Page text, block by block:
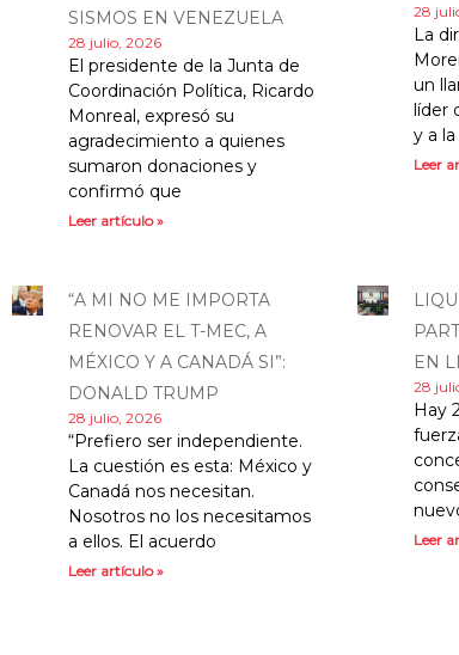
SISMOS EN VENEZUELA
28 julio, 2026
El presidente de la Junta de
Coordinación Política, Ricardo
Monreal, expresó su
agradecimiento a quienes
sumaron donaciones y
confirmó que
Leer artículo »
28
La
un
líder
y a
Leer
“A MI NO ME IMPORTA
RENOVAR EL T-MEC, A
MÉXICO Y A CANADÁ SI”:
DONALD TRUMP
28 julio, 2026
“Prefiero ser independiente.
La cuestión es esta: México y
Canadá nos necesitan.
Nosotros no los necesitamos
a ellos. El acuerdo
Leer artículo »
EN
28
Hay
Leer